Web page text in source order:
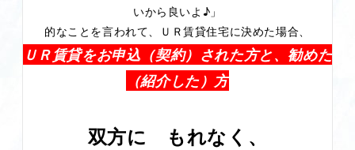
いから良いよ♪」
的なことを言われて、ＵＲ賃貸住宅に決めた場合、
ＵＲ賃貸をお申込（契約）された方と、勧めた
（紹介した）方
双方に もれなく、